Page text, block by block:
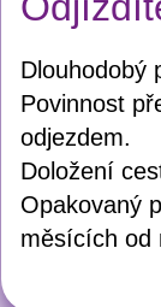
Dlouhodobý
Povinnost
odjezdem.
Doložení
Opakovaný
měsících od